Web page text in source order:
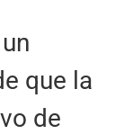
que la
de